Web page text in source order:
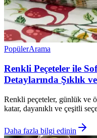
PopülerArama
Renkli Peçeteler ile
Detaylarında Şıklık
Renkli peçeteler, günlük ve
katar, dayanıklı ve çeşitli
Daha fazla bilgi edinin